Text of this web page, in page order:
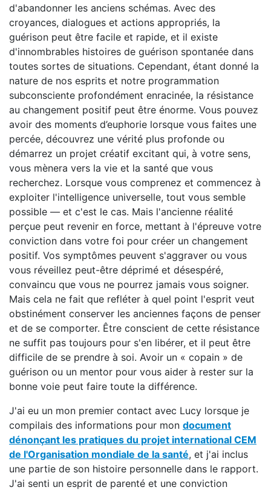
d'abandonner les anciens schémas. Avec des
croyances, dialogues et actions appropriés, la
guérison peut être facile et rapide, et il existe
d'innombrables histoires de guérison spontanée dans
toutes sortes de situations. Cependant, étant donné la
nature de nos esprits et notre programmation
subconsciente profondément enracinée, la résistance
au changement positif peut être énorme. Vous pouvez
avoir des moments d’euphorie lorsque vous faites une
percée, découvrez une vérité plus profonde ou
démarrez un projet créatif excitant qui, à votre sens,
vous mènera vers la vie et la santé que vous
recherchez. Lorsque vous comprenez et commencez à
exploiter l'intelligence universelle, tout vous semble
possible — et c'est le cas. Mais l'ancienne réalité
perçue peut revenir en force, mettant à l'épreuve votre
conviction dans votre foi pour créer un changement
positif. Vos symptômes peuvent s'aggraver ou vous
vous réveillez peut-être déprimé et désespéré,
convaincu que vous ne pourrez jamais vous soigner.
Mais cela ne fait que refléter à quel point l'esprit veut
obstinément conserver les anciennes façons de penser
et de se comporter. Être conscient de cette résistance
ne suffit pas toujours pour s'en libérer, et il peut être
difficile de se prendre à soi. Avoir un « copain » de
guérison ou un mentor pour vous aider à rester sur la
bonne voie peut faire toute la différence.
J'ai eu un mon premier contact avec Lucy lorsque je
compilais des informations pour mon document
dénonçant les pratiques du projet international CEM
de l'Organisation mondiale de la santé, et j'ai inclus
une partie de son histoire personnelle dans le rapport.
J'ai senti un esprit de parenté et une conviction